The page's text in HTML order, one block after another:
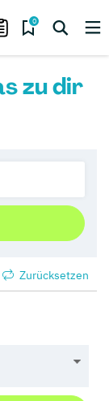
0
zu dir
Zurücksetzen